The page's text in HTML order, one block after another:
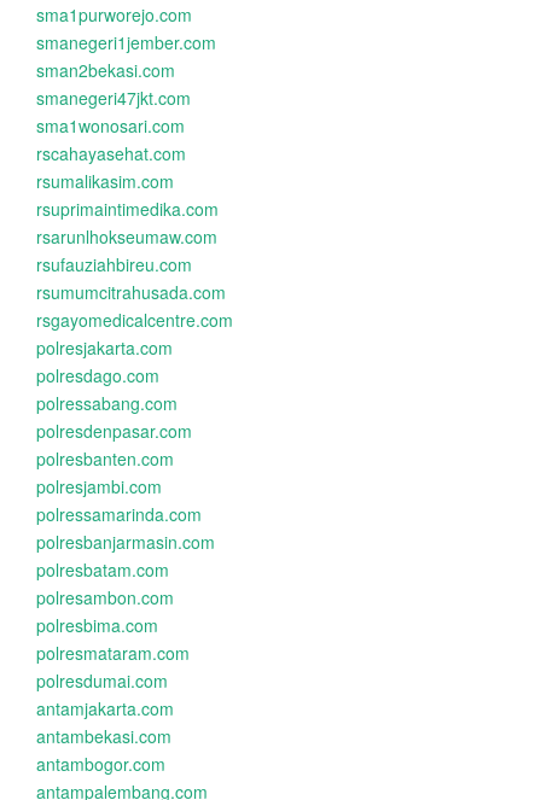
sma1purworejo.com
smanegeri1jember.com
sman2bekasi.com
smanegeri47jkt.com
sma1wonosari.com
rscahayasehat.com
rsumalikasim.com
rsuprimaintimedika.com
rsarunlhokseumaw.com
rsufauziahbireu.com
rsumumcitrahusada.com
rsgayomedicalcentre.com
polresjakarta.com
polresdago.com
polressabang.com
polresdenpasar.com
polresbanten.com
polresjambi.com
polressamarinda.com
polresbanjarmasin.com
polresbatam.com
polresambon.com
polresbima.com
polresmataram.com
polresdumai.com
antamjakarta.com
antambekasi.com
antambogor.com
antampalembang.com